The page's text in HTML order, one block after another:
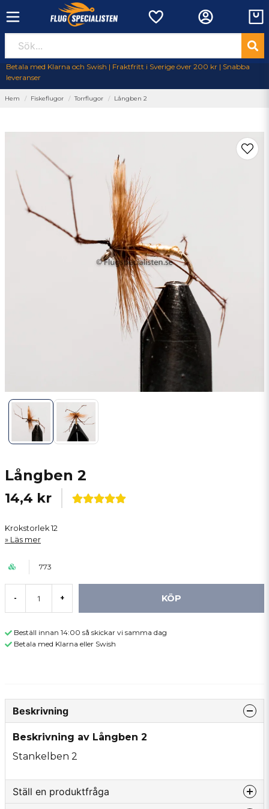
Betala med Klarna och Swish | Fraktfritt i Sverige över 200 kr | Snabba
leveranser
Hem Fiskeflugor Torrflugor Långben 2
Långben 2
14,4 kr
Krokstorlek 12
Läs mer
773
- + KÖP
Beställ innan 14:00 så skickar vi samma dag
Betala med Klarna eller Swish
Beskrivning
Beskrivning av Långben 2
Stankelben 2
Ställ en produktfråga